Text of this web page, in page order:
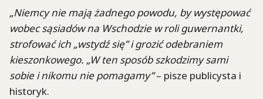
„Niemcy nie mają żadnego powodu, by występować
wobec sąsiadów na Wschodzie w roli guwernantki,
strofować ich „wstydź się” i grozić odebraniem
kieszonkowego. „W ten sposób szkodzimy sami
sobie i nikomu nie pomagamy”– pisze publicysta i
historyk.